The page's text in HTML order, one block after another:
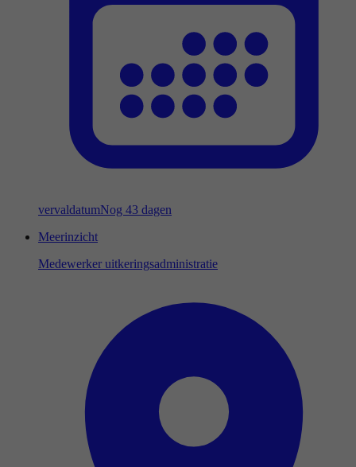
vervaldatumNog 43 dagen
Meerinzicht
Medewerker uitkeringsadministratie